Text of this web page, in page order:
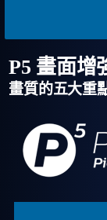
P5 畫面增
畫質的五大重